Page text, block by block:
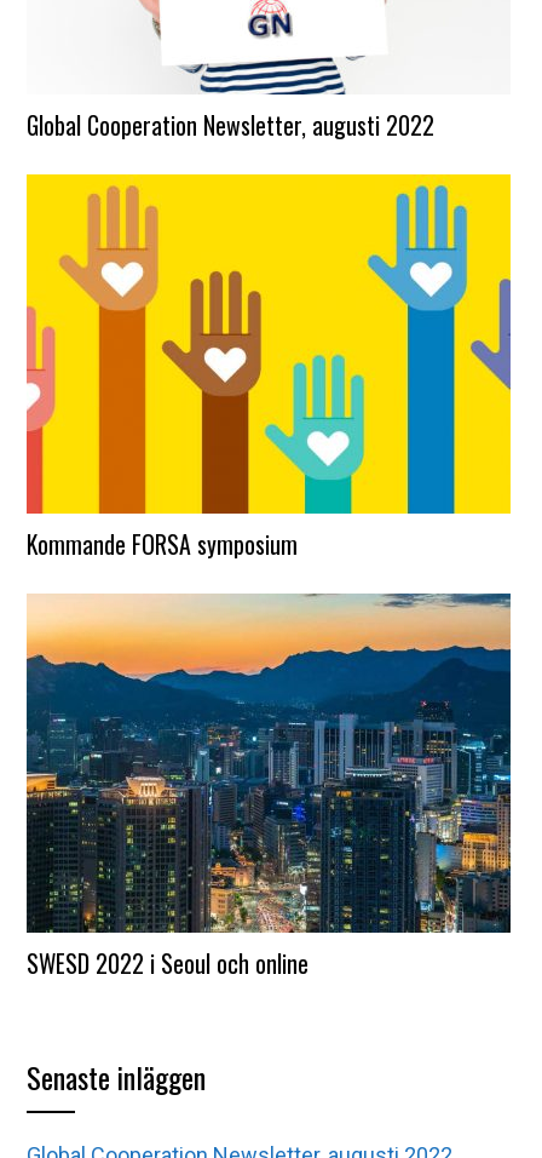
Global Cooperation Newsletter, augusti 2022
Kommande FORSA symposium
SWESD 2022 i Seoul och online
Senaste inläggen